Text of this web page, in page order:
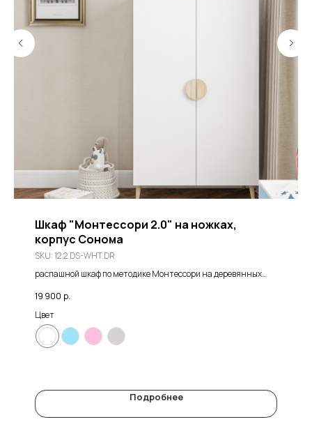
Шкаф "Монтессори 2.0" на ножках,
корпус Сонома
SKU:12.2.DS-WHT.DR
распашной шкаф по методике Монтессори на деревянных
19 900 р.
Цвет
Подробнее